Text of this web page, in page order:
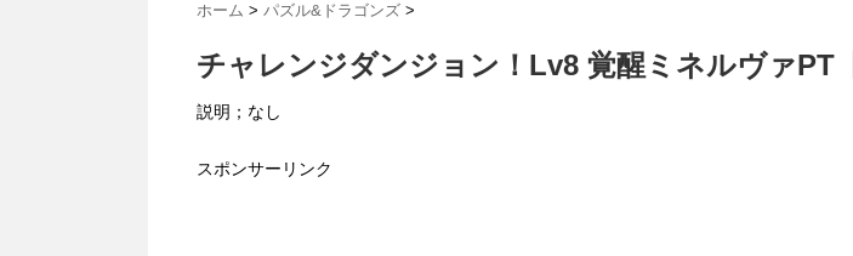
ホーム > パズル&ドラゴンズ >
チャレンジダンジョン！Lv8 覚醒ミネルヴァPT
説明；なし
スポンサーリンク